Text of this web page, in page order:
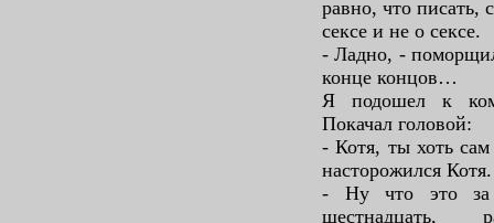
равно, что писать,
сексе и не о сексе.
- Ладно, -
конце концов…
Я подошел к
Покачал головой:
- Котя, ты хоть
насторожился Котя.
- Ну что это за